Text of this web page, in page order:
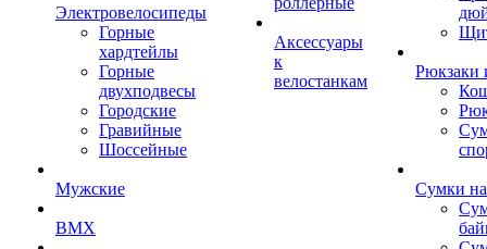
Электровелосипеды
Горные
хардтейлы
Горные
двухподвесы
Городские
Гравийные
Шоссейные
Мужские
BMX
Аксессуары
к
велостанкам
Рюкзаки
Сумки